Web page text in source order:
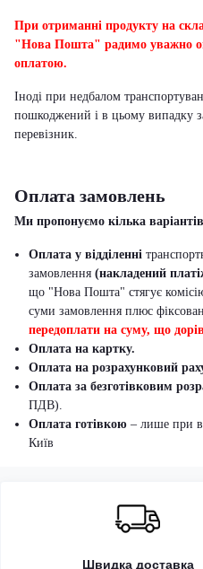
При отриманні продукту на
"Нова Пошта" радимо уважно
оплатою.
Іноді при недбалом
пошкоджений і в цьому випадку
перевізник.
Оплата замовлень
Ми пропонуємо кілька
Оплата у відділенні
замовлення (накладений
що "Нова Пошта" стягує
суми замовлення плюс
передоплати на суму, що
Оплата на картку.
Оплата на розрахунковий
Оплата за безготівковим
ПДВ).
Оплата готівкою – лише при
Київ
Швидка доставка